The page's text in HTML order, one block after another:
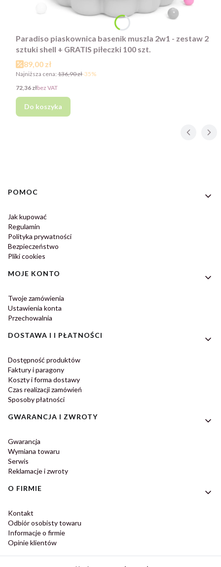
Paradiso piaskownica basenik muszla 2w1 - zestaw 2
sztuki shell + GRATIS piłeczki 100 szt.
Cena promocyjna
89,00 zł
Najniższa cena: 136,90 zł-35%
Cena
72,36 złbez VAT
Do koszyka
Linki w stopce
POMOC
Jak kupować
Regulamin
Polityka prywatności
Bezpieczeństwo
Pliki cookies
MOJE KONTO
Twoje zamówienia
Ustawienia konta
Przechowalnia
DOSTAWA I I PŁATNOŚCI
Dostępność produktów
Faktury i paragony
Koszty i forma dostawy
Czas realizacji zamówień
Sposoby płatności
GWARANCJA I ZWROTY
Gwarancja
Wymiana towaru
Serwis
Reklamacje i zwroty
O FIRMIE
Kontakt
Odbiór osobisty towaru
Informacje o firmie
Opinie klientów